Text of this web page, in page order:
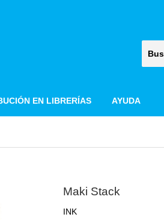
EN LIBRERÍAS AYUDA
Maki Stack
INK